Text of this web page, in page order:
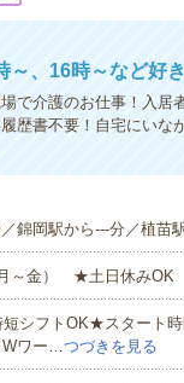
～、16時～など好
で介護のお仕事！入居
歴書不要！自宅にいな
錦岡駅から---分／植苗
～金） ★土日休みOK
シフトOK★スタート
ワー…つづきを見る